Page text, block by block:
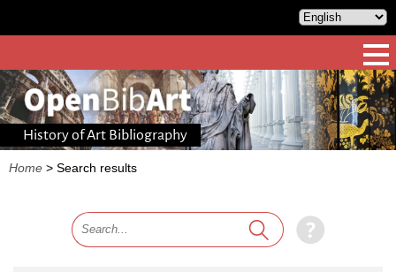
History of Art Bibliography
Home > Search results